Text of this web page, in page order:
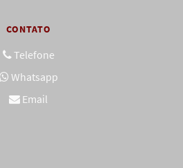
CONTATO
Telefone
Whatsapp
Email